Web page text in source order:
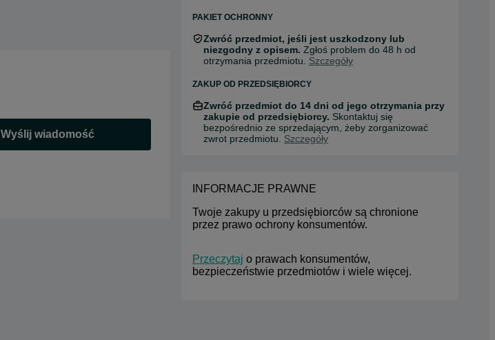
Wyślij wiadomość
PAKIET OCHRONNY
Zwróć przedmiot, jeśli jest uszkodzony lub
niezgodny z opisem. Zgłoś problem do 48 h od
otrzymania przedmiotu. Szczegóły
ZAKUP OD PRZEDSIĘBIORCY
Zwróć przedmiot do 14 dni od jego otrzymania przy
zakupie od przedsiębiorcy. Skontaktuj się
bezpośrednio ze sprzedającym, żeby zorganizować
zwrot przedmiotu. Szczegóły
INFORMACJE PRAWNE
Twoje zakupy u przedsiębiorców są chronione
przez prawo ochrony konsumentów.
Przeczytaj o prawach konsumentów,
bezpieczeństwie przedmiotów i wiele więcej.